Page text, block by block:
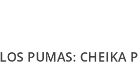
LOS PUMAS: CHEIKA